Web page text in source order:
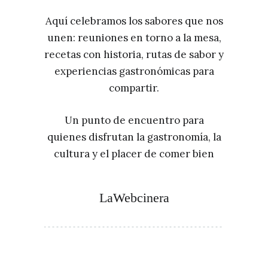
Aquí celebramos los sabores que nos
unen: reuniones en torno a la mesa,
recetas con historia, rutas de sabor y
experiencias gastronómicas para
compartir.
Un punto de encuentro para
quienes disfrutan la gastronomía, la
cultura y el placer de comer bien
LaWebcinera